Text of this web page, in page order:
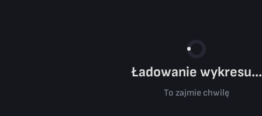
Ładowanie wykresu...
To zajmie chwilę